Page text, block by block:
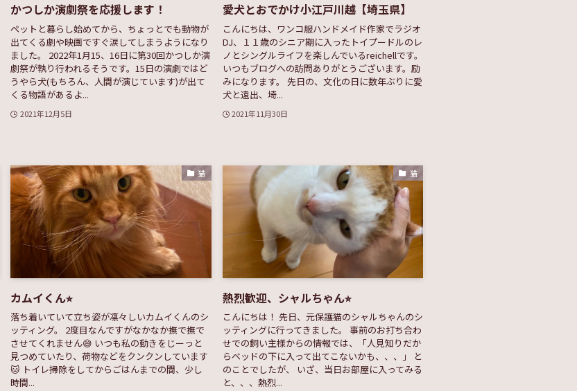
かつしか演劇祭を応援します！
ペットと暮らし始めてから、ちょっとでも動物が
出てくる劇や映画ですぐ涙してしまうようになり
ました。 2022年1月15、16日に第30回かつしか演
劇祭が執り行われるそうです。15日の演劇ではど
うやら犬(もちろん、人間が演じています)が出て
くる物語があるよ...
2021年12月5日
愛犬とおでかけ小江戸川越【埼玉県】
こんにちは、ワンコ服ハンドメイド作家でラジオ
DJ、１１歳のシニア期に入ったトイプードルのレ
ノとシングルライフを楽しんでいるreichellです。
いつもブログへの訪問ありがとうございます。励
みになります。 先日の、文化の日に数年ぶりに愛
犬と遠出、埼...
2021年11月30日
猫
カムイくん⭐︎
落ち着いていて立ち姿が凛々しいカムイくんのシ
ッティング。 2度目なんですがなかなか撫で撫で
させてくれません😅 いつも私の動きをじーっと
見つめていたり、荷物などをクンクンしています
🐱 トイレ掃除をしてからごはんまでの間、少し
時間...
猫
熱烈歓迎、シャルちゃん⭐︎
こんにちは！ 先日、元保護猫のシャルちゃんのシ
ッティングに行ってきました。 事前のお打ち合わ
せでの飼い主様からの情報では、「人見知りだか
らベッドの下に入って出てこないかも、、、」 と
のことでしたが、 いざ、当日お部屋に入ってみる
と、、、熱烈...